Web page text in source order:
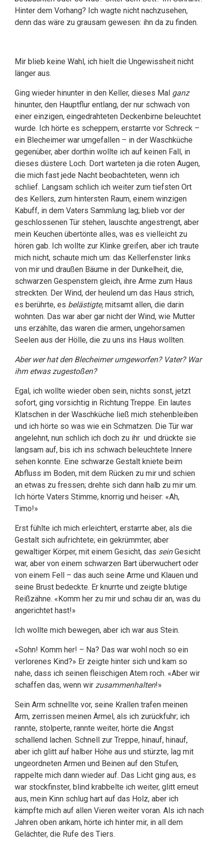
Hinter dem Vorhang? Ich wagte nicht nachzusehen,
denn das wäre zu grausam gewesen: ihn da zu finden.
Mir blieb keine Wahl, ich hielt die Ungewissheit nicht
länger aus.
Ging wieder hinunter in den Keller, dieses Mal ganz
hinunter, den Hauptflur entlang, der nur schwach von
einer einzigen, eingedrahteten Deckenbirne beleuchtet
wurde. Ich hörte es scheppern, erstarrte vor Schreck –
ein Blecheimer war umgefallen – in der Waschküche
gegenüber, aber dorthin wollte ich auf keinen Fall, in
dieses düstere Loch. Dort warteten ja die roten Augen,
die mich fast jede Nacht beobachteten, wenn ich
schlief. Langsam schlich ich weiter zum tiefsten Ort
des Kellers, zum hintersten Raum, einem winzigen
Kabuff, in dem Vaters Sammlung lag; blieb vor der
geschlossenen Tür stehen, lauschte angestrengt, aber
mein Keuchen übertönte alles, was es vielleicht zu
hören gab. Ich wollte zur Klinke greifen, aber ich traute
mich nicht, schaute mich um: das Kellerfenster links
von mir und draußen Bäume in der Dunkelheit, die,
schwarzen Gespenstern gleich, ihre Arme zum Haus
streckten. Der Wind, der heulend um das Haus strich,
es berührte, es belästigte, mitsamt allen, die darin
wohnten. Das war aber gar nicht der Wind, wie Mutter
uns erzählte, das waren die armen, ungehorsamen
Seelen aus der Hölle, die zu uns ins Haus wollten.
Aber wer hat den Blecheimer umgeworfen? Vater? War
ihm etwas zugestoßen?
Egal, ich wollte wieder oben sein, nichts sonst, jetzt
sofort, ging vorsichtig in Richtung Treppe. Ein lautes
Klatschen in der Waschküche ließ mich stehenbleiben
und ich hörte so was wie ein Schmatzen. Die Tür war
angelehnt, nun schlich ich doch zu ihr und drückte sie
langsam auf, bis ich ins schwach beleuchtete Innere
sehen konnte. Eine schwarze Gestalt kniete beim
Abfluss im Boden, mit dem Rücken zu mir und schien
an etwas zu fressen; drehte sich dann halb zu mir um.
Ich hörte Vaters Stimme, knorrig und heiser: «Ah,
Timo!»
Erst fühlte ich mich erleichtert, erstarrte aber, als die
Gestalt sich aufrichtete; ein gekrümmter, aber
gewaltiger Körper, mit einem Gesicht, das seinGesicht
war, aber von einem schwarzen Bart überwuchert oder
von einem Fell – das auch seine Arme und Klauen und
seine Brust bedeckte. Er knurrte und zeigte blutige
Reißzähne. «Komm her zu mir und schau dir an, was du
angerichtet hast!»
Ich wollte mich bewegen, aber ich war aus Stein.
«Sohn! Komm her! – Na? Das war wohl noch so ein
verlorenes Kind?» Er zeigte hinter sich und kam so
nahe, dass ich seinen fleischigen Atem roch. «Aber wir
schaffen das, wenn wir zusammenhalten!»
Sein Arm schnellte vor, seine Krallen trafen meinen
Arm, zerrissen meinen Ärmel, als ich zurückfuhr; ich
rannte, stolperte, rannte weiter, hörte die Angst
schallend lachen. Schnell zur Treppe, hinauf, hinauf,
aber ich glitt auf halber Höhe aus und stürzte, lag mit
ungeordneten Armen und Beinen auf den Stufen,
rappelte mich dann wieder auf. Das Licht ging aus, es
war stockfinster, blind krabbelte ich weiter, glitt erneut
aus, mein Kinn schlug hart auf das Holz, aber ich
kämpfte mich auf allen Vieren weiter voran. Als ich nach
Jahren oben ankam, hörte ich hinter mir, in all dem
Gelächter, die Rufe des Tiers.